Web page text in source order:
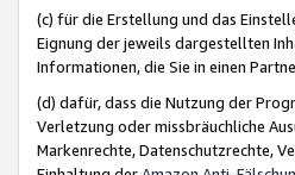
(c) für die Erstellung und das
Eignung der jeweils dargestellten
Informationen, die Sie in einen
(d) dafür, dass die Nutzung der
Verletzung oder missbräuchliche
Markenrechte, Datenschutzrechte,